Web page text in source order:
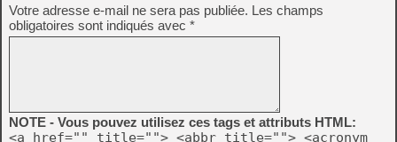
Votre adresse e-mail ne sera pas publiée. Les champs
obligatoires sont indiqués avec *
NOTE - Vous pouvez utilisez ces tags et attributs HTML:
<a href="" title=""> <abbr title=""> <acronym